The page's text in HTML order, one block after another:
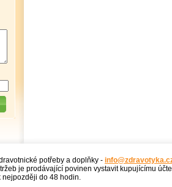
potřeby a doplňky -
je prodávající povinen vystavit kupujícímu
do 48 hodin.